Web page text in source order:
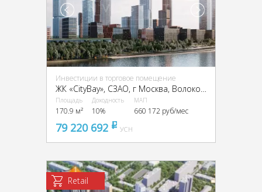
Инвестиции в торговое помещение
ЖК «CityBay», CЗАО, г Москва, Волоколамское ш., 95
Площадь
170.9 м²
Доходность
10%
МАП
660 172 руб/мес
79 220 692 pуб
УСН
Retail